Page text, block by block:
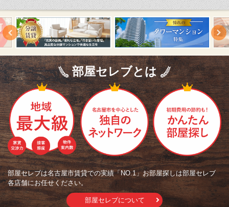
部屋セレブとは
部屋セレブは名古屋市賃貸での実績「NO.1」お部屋探しは部屋セレブ
各店舗にお任せください。
部屋セレブについて